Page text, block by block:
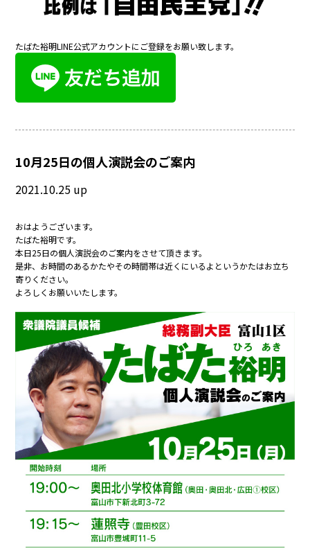
たばた裕明LINE公式アカウントにご登録をお願い致します。
10月25日の個人演説会のご案内
2021.10.25 up
おはようございます。
たばた裕明です。
本日25日の個人演説会のご案内をさせて頂きます。
是非、お時間のあるかたやその時間帯は近くにいるよというかたはお立ち
寄りください。
よろしくお願いいたします。